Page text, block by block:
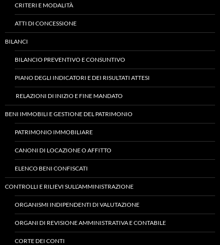
CRITERI E MODALITÀ
ATTI DI CONCESSIONE
BILANCI
BILANCIO PREVENTIVO E CONSUNTIVO
PIANO DEGLI INDICATORI E DEI RISULTATI ATTESI
RELAZIONI DI INIZIO E FINE MANDATO
BENI IMMOBILI E GESTIONE DEL PATRIMONIO
PATRIMONIO IMMOBILIARE
CANONI DI LOCAZIONE O AFFITTO
ELENCO BENI CONFISCATI
CONTROLLI E RILIEVI SULL’AMMINISTRAZIONE
ORGANISMI INDIPENDENTI DI VALUTAZIONE
ORGANI DI REVISIONE AMMINISTRATIVA E CONTABILE
CORTE DEI CONTI